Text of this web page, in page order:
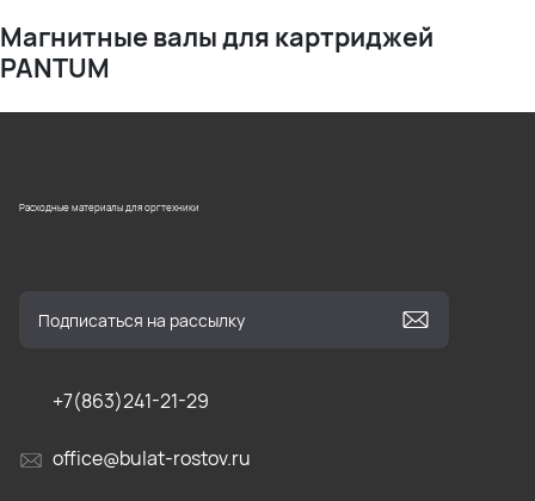
Магнитные валы для картриджей
PANTUM
Расходные материалы для оргтехники
+7(863)241-21-29
office@bulat-rostov.ru